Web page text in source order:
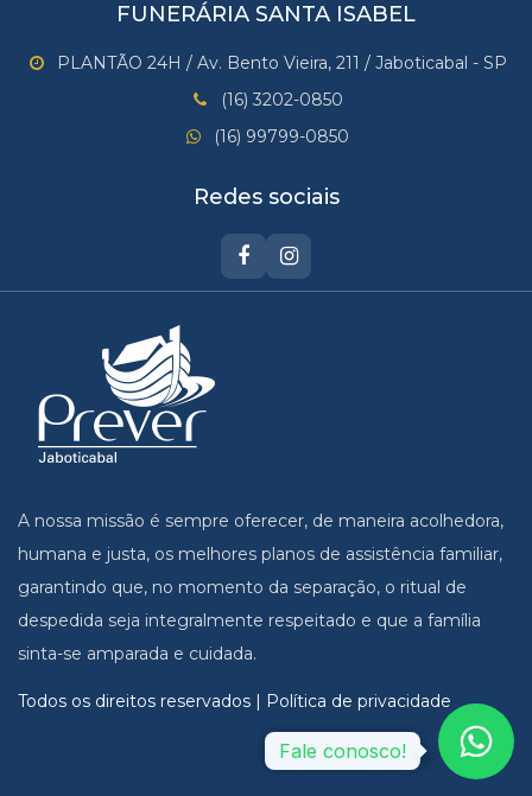
A nossa missão é sempre oferecer, de maneira acolhedora,
humana e justa, os melhores planos de assistência familiar,
garantindo que, no momento da separação, o ritual de
despedida seja integralmente respeitado e que a família
sinta-se amparada e cuidada.
Todos os direitos reservados | Política de privacidade
FUNERÁRIA SANTA ISABEL
PLANTÃO 24H / Av. Bento Vieira, 211 / Jaboticabal - SP
(16) 3202-0850
(16) 99799-0850
Redes sociais